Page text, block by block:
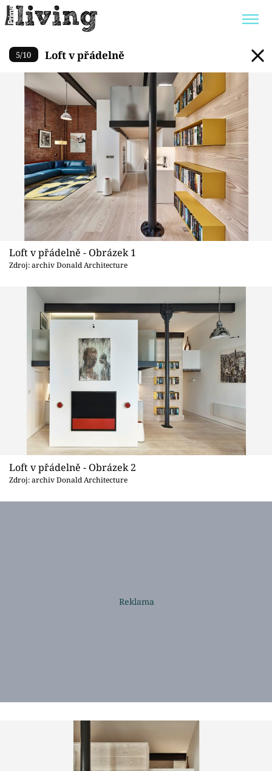
Trendy: JAK UŠETŘIT
POKOJOVÉ KVĚTINY
BYDLENÍ SLAVNÝCH
ZAHRADA
Témata
Bydlení
Zahrada
Design
Sledujte prima+
Přihlášení
Loft v přádelně
5/10 Loft v přádelně
Loft v přádelně - Obrázek 1
Zdroj: archiv Donald Architecture
Loft v přádelně - Obrázek 2
Zdroj: archiv Donald Architecture